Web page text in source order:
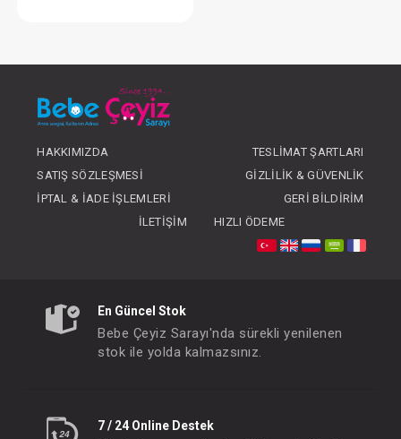
OLUNUZ
HAKKIMIZDA
TESLIMAT ŞARTLARI
SATIŞ SÖZLEŞMESI
GIZLILIK & GÜVENLIK
İPTAL & İADE İŞLEMLERI
GERI BILDIRIM
İLETIŞIM
HIZLI ÖDEME
En Güncel Stok
Bebe Çeyiz Sarayı'nda sürekli yenilenen
stok ile yolda kalmazsınız.
7 / 24 Online Destek